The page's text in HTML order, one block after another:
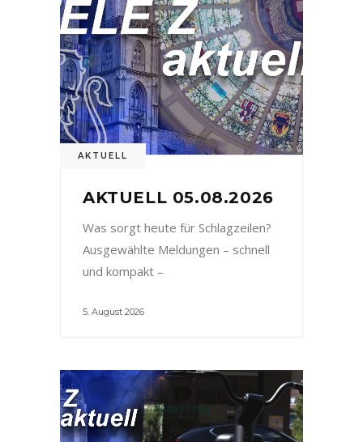
AKTUELL
AKTUELL 05.08.2026
Was sorgt heute für Schlagzeilen?
Ausgewählte Meldungen – schnell
und kompakt –
5. August 2026